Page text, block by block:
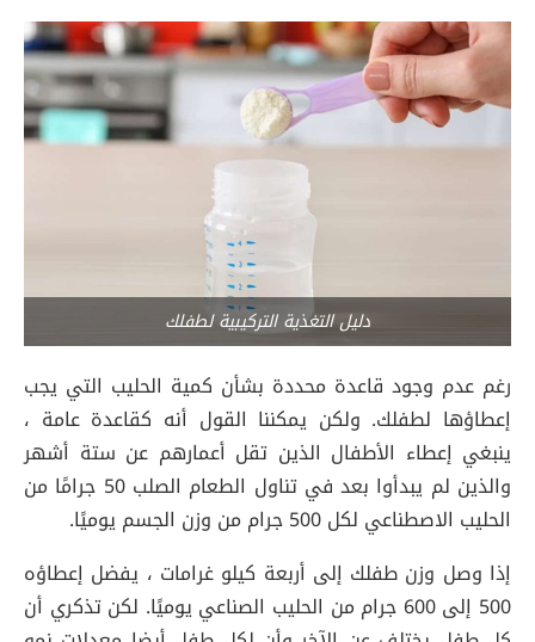
دليل التغذية التركيبية لطفلك
رغم عدم وجود قاعدة محددة بشأن كمية الحليب التي يجب
إعطاؤها لطفلك. ولكن يمكننا القول أنه كقاعدة عامة ،
ينبغي إعطاء الأطفال الذين تقل أعمارهم عن ستة أشهر
والذين لم يبدأوا بعد في تناول الطعام الصلب 50 جرامًا من
الحليب الاصطناعي لكل 500 جرام من وزن الجسم يوميًا.
إذا وصل وزن طفلك إلى أربعة كيلو غرامات ، يفضل إعطاؤه
500 إلى 600 جرام من الحليب الصناعي يوميًا. لكن تذكري أن